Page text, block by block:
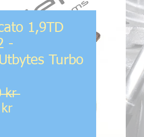
1,9TD
-
Turbo
kr Ordinarie
Reapris